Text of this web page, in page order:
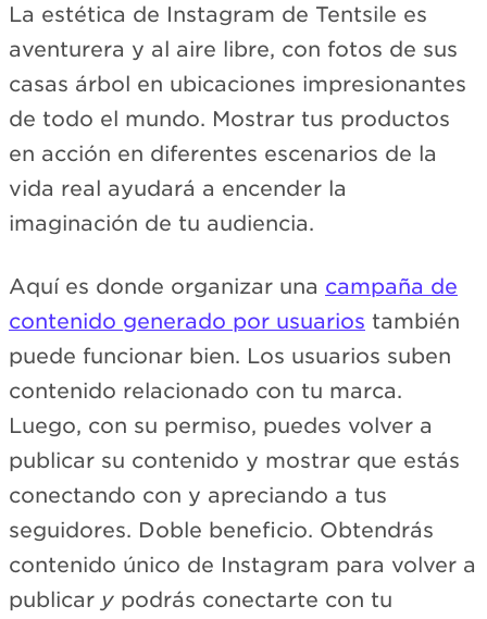
La estética de Instagram de Tentsile es
aventurera y al aire libre, con fotos de sus
casas árbol en ubicaciones impresionantes
de todo el mundo. Mostrar tus productos
en acción en diferentes escenarios de la
vida real ayudará a encender la
imaginación de tu audiencia.
Aquí es donde organizar una campaña de
contenido generado por usuarios también
puede funcionar bien. Los usuarios suben
contenido relacionado con tu marca.
Luego, con su permiso, puedes volver a
publicar su contenido y mostrar que estás
conectando con y apreciando a tus
seguidores. Doble beneficio. Obtendrás
contenido único de Instagram para volver a
publicar y podrás conectarte con tu